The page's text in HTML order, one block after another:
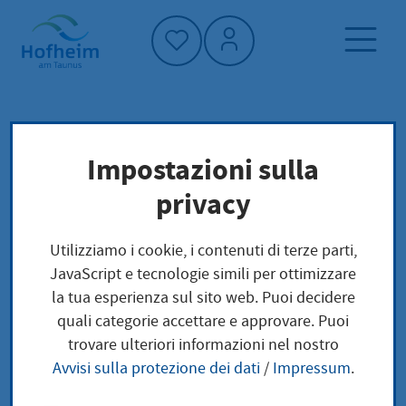
Home"
Pagina iniziale
Protezione del clima e ambiente
Ambiente e resilienza climatica
Biodiversität
Artenvielfalt erhalten,
Lebensräume stärken
Impostazioni sulla
privacy
Utilizziamo i cookie, i contenuti di terze parti,
JavaScript e tecnologie simili per ottimizzare
la tua esperienza sul sito web. Puoi decidere
quali categorie accettare e approvare. Puoi
trovare ulteriori informazioni nel nostro
Avvisi sulla protezione dei dati/ Impressum.